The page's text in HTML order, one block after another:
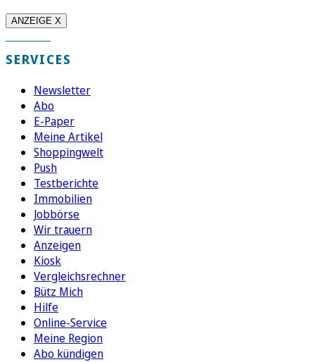
ANZEIGE X
SERVICES
Newsletter
Abo
E-Paper
Meine Artikel
Shoppingwelt
Push
Testberichte
Immobilien
Jobbörse
Wir trauern
Anzeigen
Kiosk
Vergleichsrechner
Bütz Mich
Hilfe
Online-Service
Meine Region
Abo kündigen